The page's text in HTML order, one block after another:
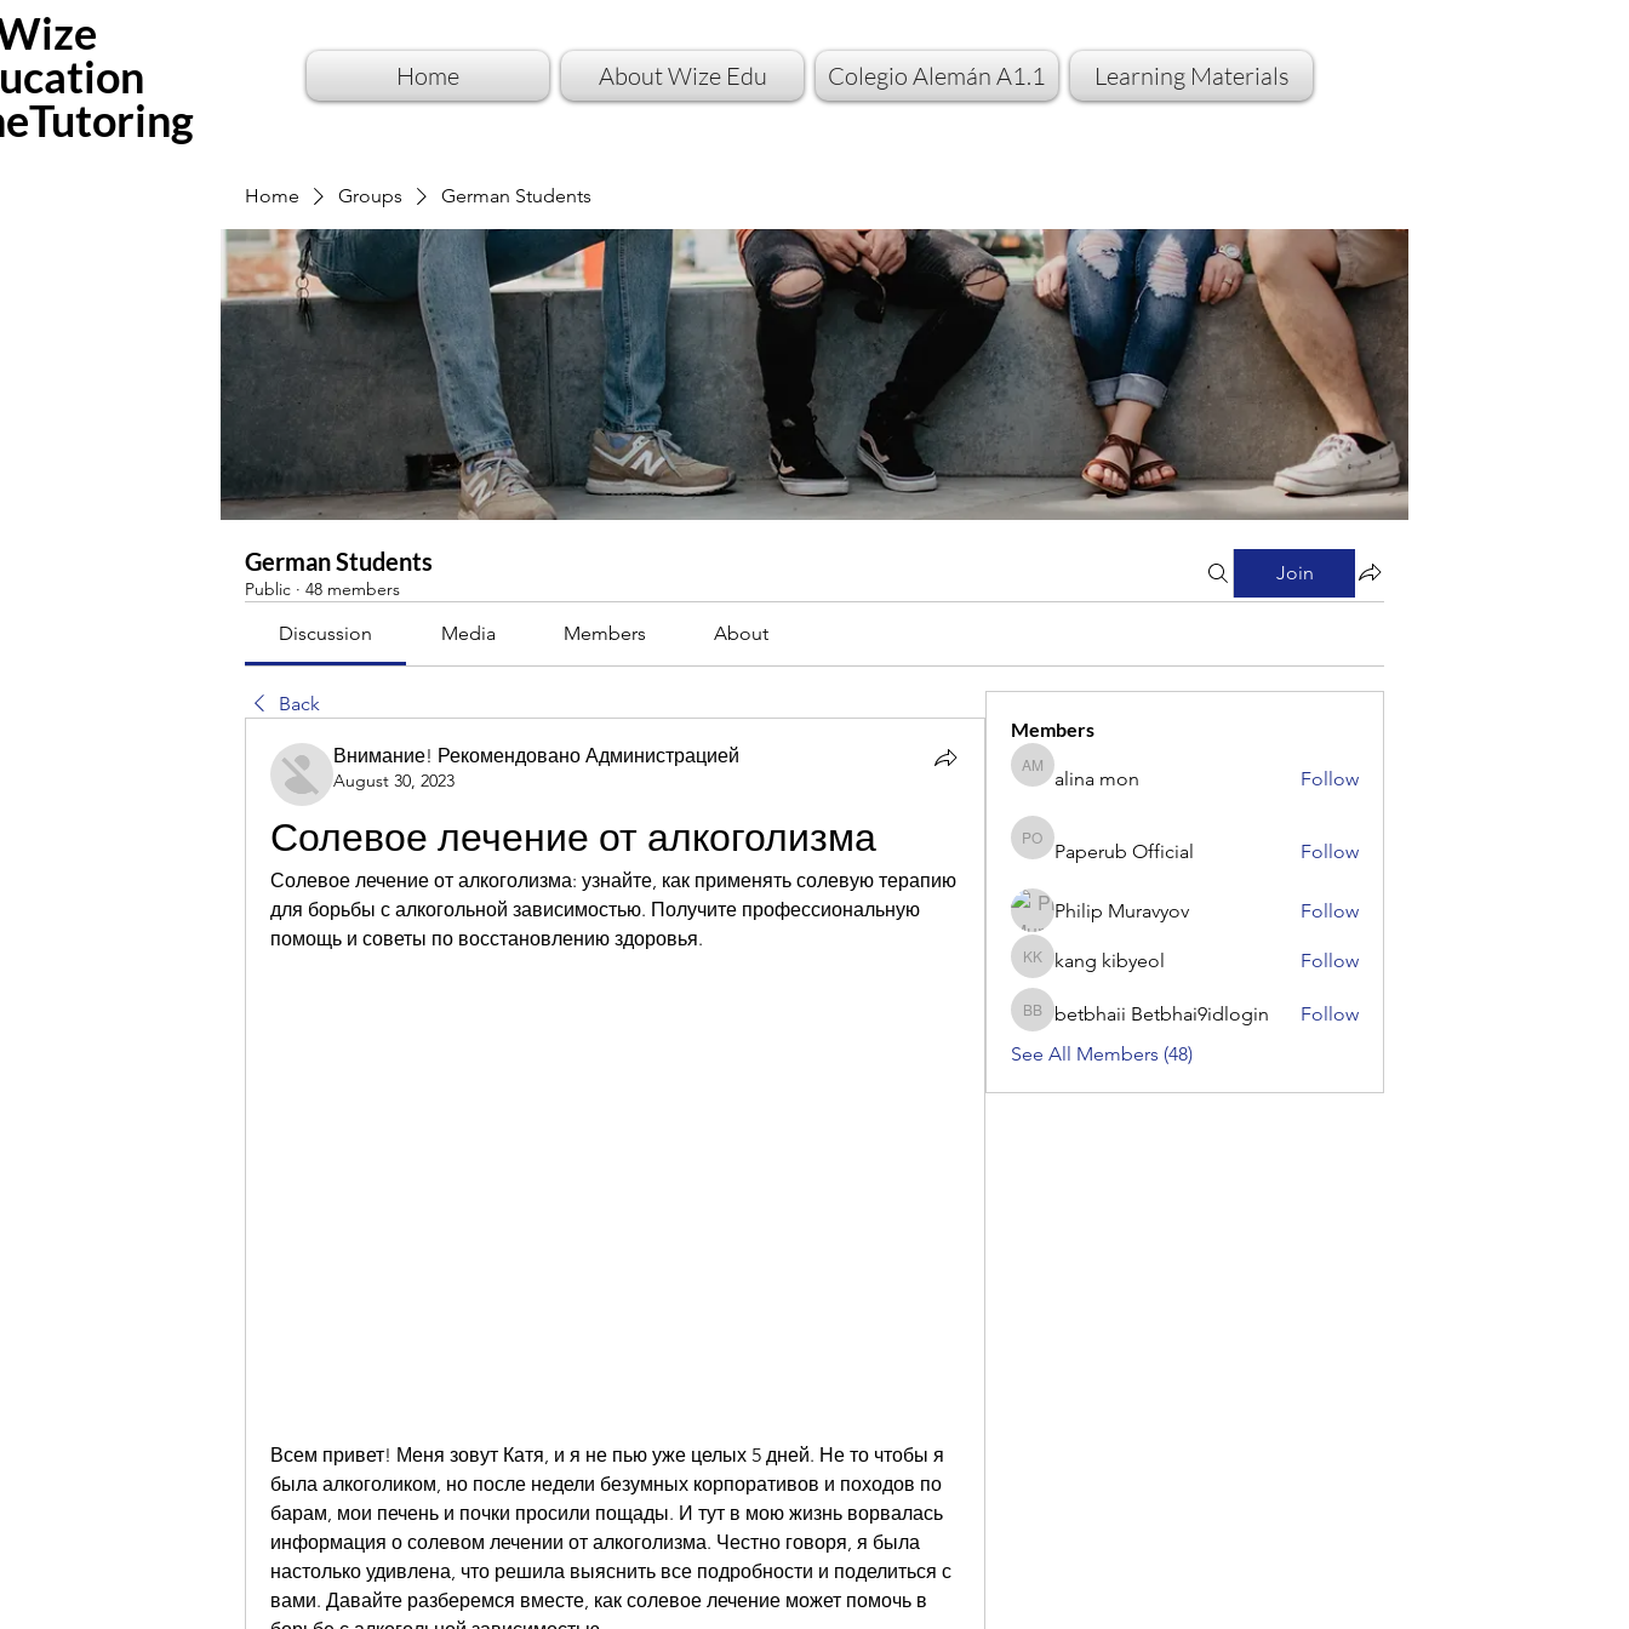
Home About Wize Edu Colegio Alemán A1.1 Learning Materials
Home Groups German Students
German Students
Public · 48 members
Join
Discussion Media Members About
Back
Внимание! Рекомендовано Администрацией
August 30, 2023
Солевое лечение от алкоголизма
Солевое лечение от алкоголизма: узнайте, как применять солевую терапию
для борьбы с алкогольной зависимостью. Получите профессиональную
помощь и советы по восстановлению здоровья.
Всем привет! Меня зовут Катя, и я не пью уже целых 5 дней. Не то чтобы я
была алкоголиком, но после недели безумных корпоративов и походов по
барам, мои печень и почки просили пощады. И тут в мою жизнь ворвалась
информация о солевом лечении от алкоголизма. Честно говоря, я была
настолько удивлена, что решила выяснить все подробности и поделиться с
вами. Давайте разберемся вместе, как солевое лечение может помочь в
Members
alina mon
alina mon Follow
Paperub Official
Paperub Official Follow
Philip Muravyov Follow
kang kibyeol
kang kibyeol Follow
betbhaii Betbhai9idlogin
betbhaii Betbhai9idlogin
Follow
See All Members (48)